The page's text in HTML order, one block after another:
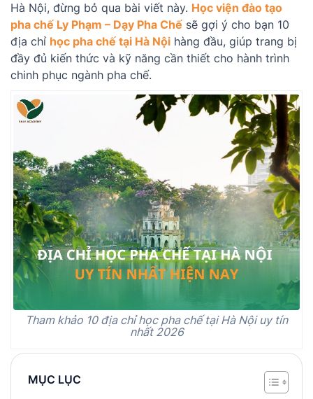
Hà Nội, đừng bỏ qua bài viết này. Học viện đào tạo
pha chế Ly Phạm – Dạy Pha Chế sẽ gợi ý cho bạn 10
địa chỉ học pha chế tại Hà Nội hàng đầu, giúp trang bị
đầy đủ kiến thức và kỹ năng cần thiết cho hành trình
chinh phục ngành pha chế.
Tham khảo 10 địa chỉ học pha chế tại Hà Nội uy tín
nhất 2026
MỤC LỤC